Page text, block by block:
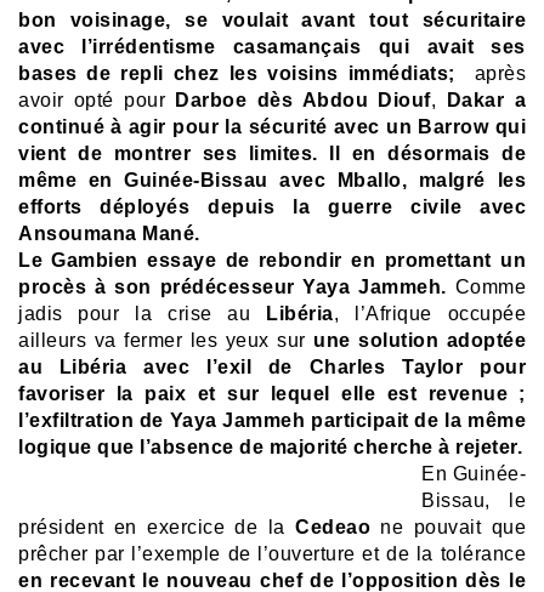
bon voisinage, se voulait avant tout sécuritaire
avec l’irrédentisme casamançais qui avait ses
bases de repli chez les voisins immédiats; après
avoir opté pour
Darboe dès Abdou Diouf,
Dakar a
continué à agir pour la sécurité avec un Barrow qui
vient de montrer ses limites. Il en désormais de
même en Guinée-Bissau avec Mballo, malgré les
efforts déployés depuis la guerre civile avec
Ansoumana Mané.
Le Gambien essaye de rebondir en promettant un
procès à son prédécesseur Yaya Jammeh. Comme
jadis pour la crise au
Libéria, l’Afrique occupée
ailleurs va fermer les yeux sur une solution adoptée
au Libéria avec l’exil de Charles Taylor pour
favoriser la paix et sur lequel elle est revenue ;
l’exfiltration de Yaya Jammeh participait de la même
logique que l’absence de majorité cherche à rejeter.
En Guinée-
Bissau, le
président en exercice de laCedeao ne pouvait que
prêcher par l’exemple de l’ouverture et de la tolérance
en recevant le nouveau chef de l’opposition dès le